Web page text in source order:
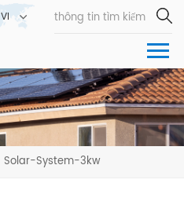
VI
Solar-System-3kw